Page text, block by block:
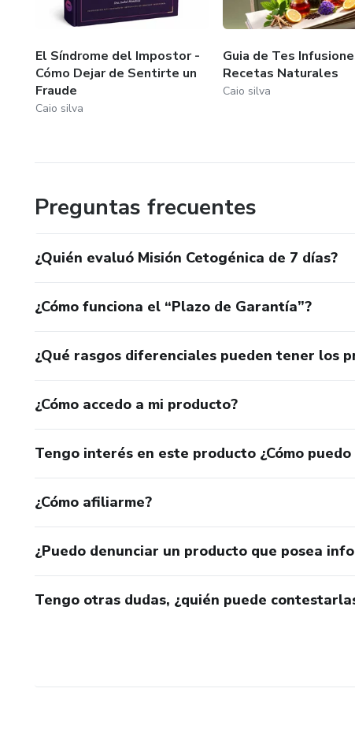
El Síndrome del Impostor -
Cómo Dejar de Sentirte un
Fraude
Caio silva
Guia de Tes
Recetas Naturales
Caio silva
Preguntas frecuentes
¿Quién evaluó Misión Cetogénica de 7 días?
¿Cómo funciona el “Plazo de Garantía”?
¿Qué rasgos diferenciales pueden tener los
¿Cómo accedo a mi producto?
Tengo interés en este producto ¿Cómo
¿Cómo afiliarme?
¿Puedo denunciar un producto que posea
Tengo otras dudas, ¿quién puede